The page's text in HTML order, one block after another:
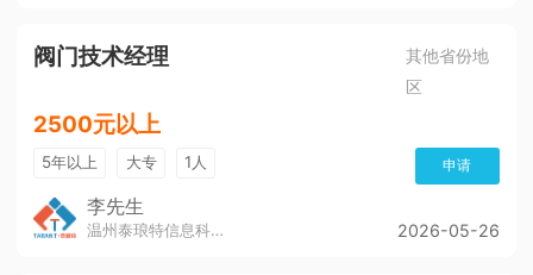
阀门技术经理
其他省份地
区
2500元以上
5年以上 大专 1人 申请
李先生
温州泰琅特信息科技有限公司 2026-05-26